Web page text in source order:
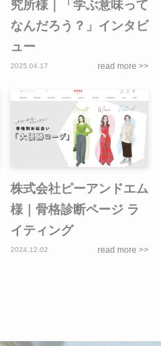
究所様｜「学ぶ意味って
なんだろう？」インタビ
ュー
2025.04.17
株式会社ピーアンドエム
様｜骨格診断ページ ラ
イティング
2024.12.02